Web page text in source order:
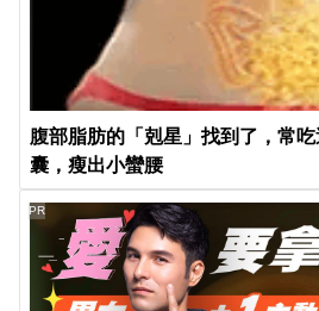
腹部脂肪的「剋星」找到了，常
囊，瘦出小蠻腰
PR